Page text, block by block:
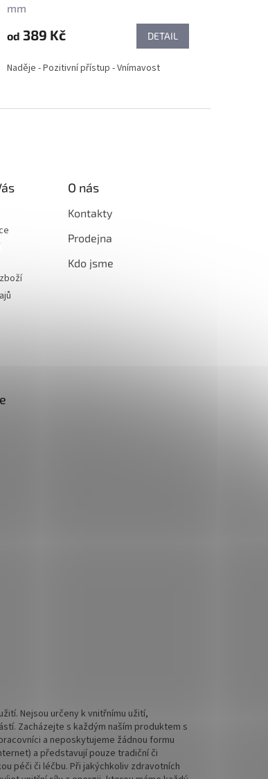
mm
od 389 Kč DETAIL
Naděje - Pozitivní přístup - Vnímavost
O nás
Kontakty
Prodejna
Kdo jsme
Nejsou určeny k vnitřnímu užití,
Zacházejte s každým naším produktem s
a neposkytujeme žádnou formu
a představují pouze tradiční či
péči či léčbu. Při jakýchkoliv zdravotních